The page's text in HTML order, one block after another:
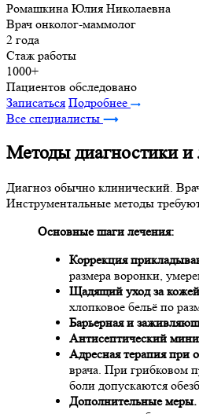
Ромашкина Юлия Николаевна
Врач онколог-маммолог
2 года
Стаж работы
1000+
Пациентов обследовано
Записаться Подробнее
Все специалисты
Методы диагностики и
Диагноз обычно клинический.
Инструментальные методы
Основные шаги лечения:
Коррекция
размера воронки,
Щадящий уход за
хлопковое бельё по
Барьерная и
Антисептический
Адресная терапия при
врача. При грибковом
боли допускаются
Дополнительные меры.